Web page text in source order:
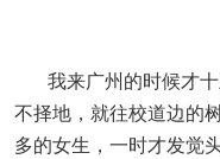
我来广州的时候才十
不择地，就往校道边的
多的女生，一时才发觉